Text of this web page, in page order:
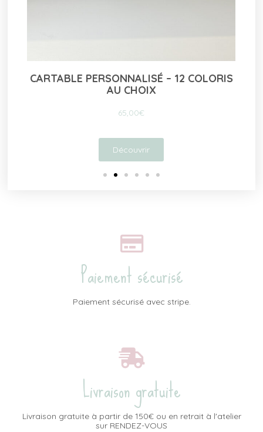
TAPIS À LANGER NOMADE – COLORIS
AUX CHOIX
55,00€
Découvrir
Paiement sécurisé
Paiement sécurisé avec stripe.
Livraison gratuite
Livraison gratuite à partir de 150€ ou en retrait à l'atelier
sur RENDEZ-VOUS